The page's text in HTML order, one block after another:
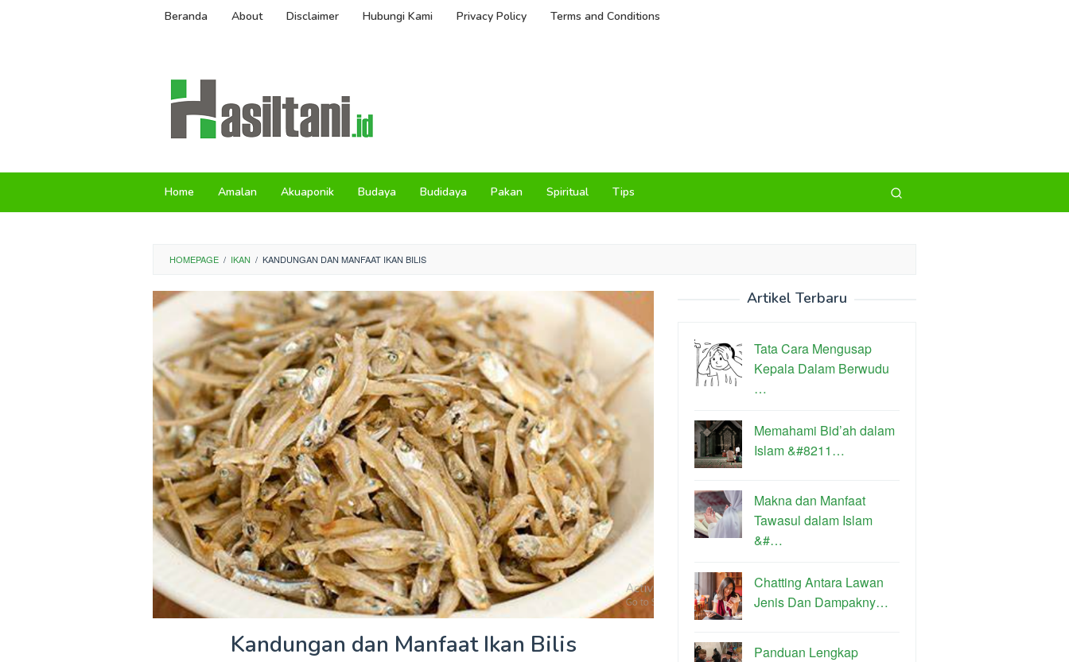
Beranda About Disclaimer Hubungi Kami Privacy Policy Terms and Conditions
Home Amalan Akuaponik Budaya Budidaya Pakan Spiritual Tips
HOMEPAGE / IKAN / KANDUNGAN DAN MANFAAT IKAN BILIS
Kandungan dan Manfaat Ikan Bilis
Artikel Terbaru
Tata Cara Mengusap
Kepala Dalam Berwudu
…
Memahami Bid’ah dalam
Islam &#8211…
Makna dan Manfaat
Tawasul dalam Islam
&#…
Chatting Antara Lawan
Jenis Dan Dampakny…
Panduan Lengkap